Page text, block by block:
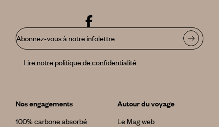
Abonnez-vous à notre infolettre
Lire notre politique de confidentialité
Nos engagements
100% carbone absorbé
Autour du voyage
Le Mag web